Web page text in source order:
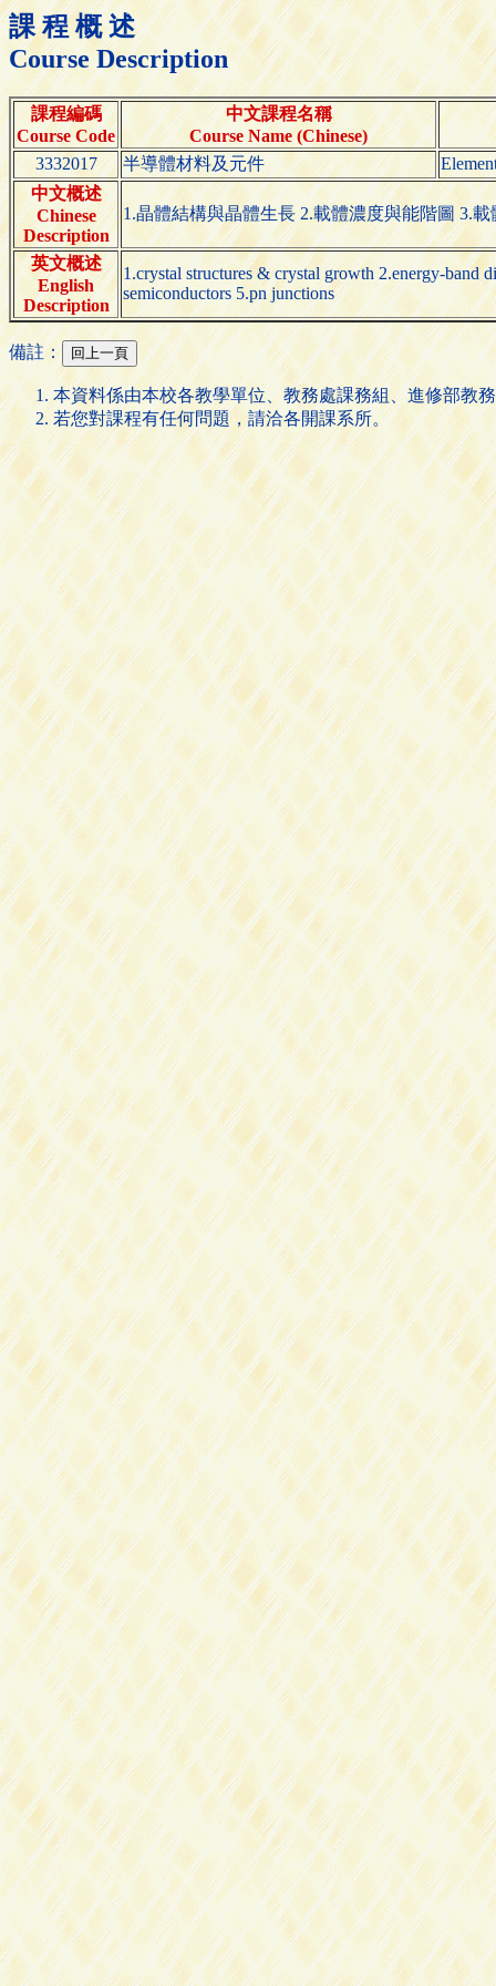
課 程 概 述
Course Description
課程編碼
Course Code
中文課程名稱
Course Name (Chinese)
3332017
半導體材料及元件
中文概述
Chinese
Description
1.晶體結構與晶體生長 2.載體濃度與能階圖 3.
英文概述
English
Description
1.crystal structures & crystal growth 2.energy-band
semiconductors 5.pn junctions
備註：
本資料係由本校各教學單位、教務處課務組、進修部教
若您對課程有任何問題，請洽各開課系所。